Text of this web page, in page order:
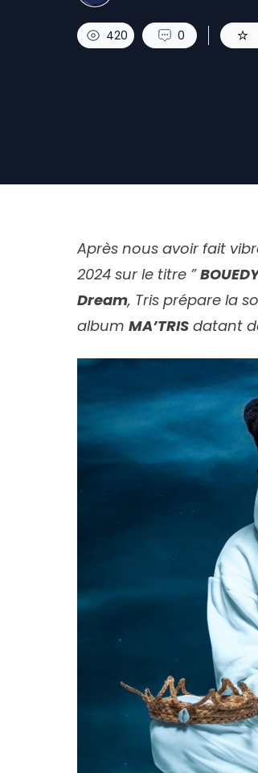
420 0
Après nous avoir fait
2024 sur le titre ”
Dream, Tris prépare la
album MA’TRIS datant